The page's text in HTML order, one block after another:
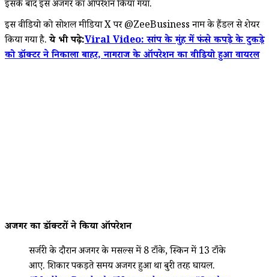
इसके बाद इस अजगर का ऑपरेशन किया गया.
इस वीडियो को सोशल मीडिया X पर@ZeeBusiness नाम के हैंडल से शेयर
किया गया है.ये भी पढ़े:Viral Video: सांप के मुंह में फंसे कपड़े के टुकड़े
को डॉक्टर ने निकाला बाहर, नागराज के ऑपरेशन का वीडियो हुआ वायरल
अजगर का डॉक्टरों ने किया ऑपरेशन
सर्जरी के दौरान अजगर के मसल्स में 8 टाँके, स्किन में 13 टाँके
आए. शिकार पकड़ते समय अजगर हुआ था बुरी तरह घायल.